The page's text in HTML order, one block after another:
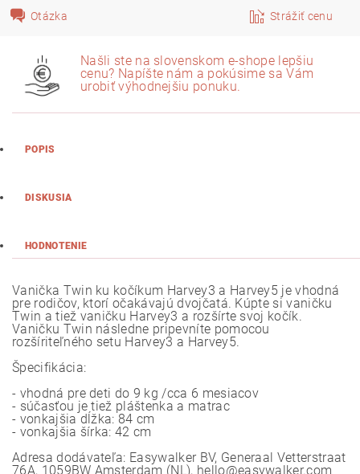
Otázka Strážiť cenu
Našli ste na slovenskom e-shope lepšiu
cenu? Napíšte nám a pokúsime sa Vám
urobiť výhodnejšiu ponuku.
POPIS
DISKUSIA
HODNOTENIE
Vanička Twin ku kočíkum Harvey3 a Harvey5 je vhodná
pre rodičov, ktorí očakávajú dvojčatá. Kúpte si vaničku
Twin a tiež vaničku Harvey3 a rozšírte svoj kočík.
Vaničku Twin následne pripevníte pomocou
rozšíriteľného setu Harvey3 a Harvey5.
Špecifikácia:
- vhodná pre deti do 9 kg /cca 6 mesiacov
- súčasťou je tiež pláštenka a matrac
- vonkajšia dĺžka: 84 cm
- vonkajšia šírka: 42 cm
Adresa dodávateľa: Easywalker BV, Generaal Vetterstraat
76A, 1059BW Amsterdam (NL), hello@easywalker.com